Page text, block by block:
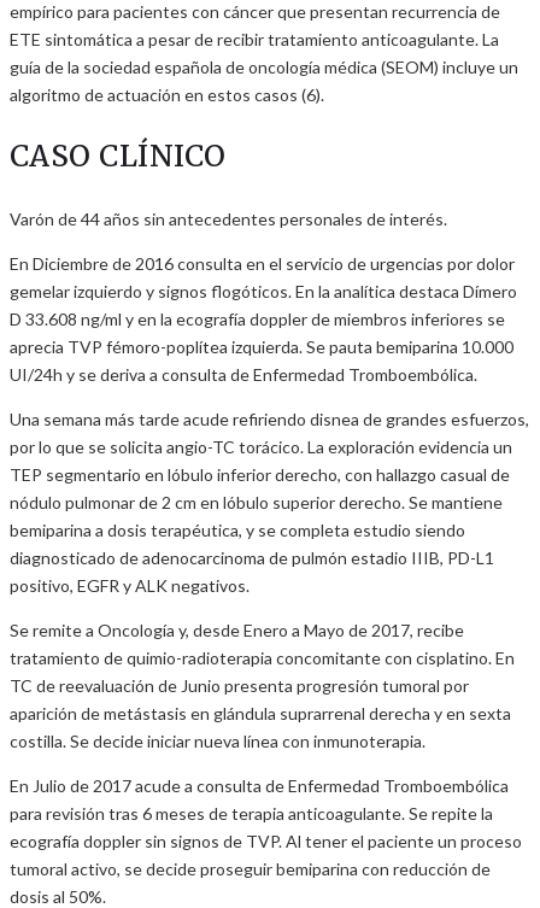
empírico para pacientes con cáncer que presentan recurrencia de
ETE sintomática a pesar de recibir tratamiento anticoagulante. La
guía de la sociedad española de oncología médica (SEOM) incluye un
algoritmo de actuación en estos casos (6).
CASO CLÍNICO
Varón de 44 años sin antecedentes personales de interés.
En Diciembre de 2016 consulta en el servicio de urgencias por dolor
gemelar izquierdo y signos flogóticos. En la analítica destaca Dímero
D 33.608 ng/ml y en la ecografía doppler de miembros inferiores se
aprecia TVP fémoro-poplítea izquierda. Se pauta bemiparina 10.000
UI/24h y se deriva a consulta de Enfermedad Tromboembólica.
Una semana más tarde acude refiriendo disnea de grandes esfuerzos,
por lo que se solicita angio-TC torácico. La exploración evidencia un
TEP segmentario en lóbulo inferior derecho, con hallazgo casual de
nódulo pulmonar de 2 cm en lóbulo superior derecho. Se mantiene
bemiparina a dosis terapéutica, y se completa estudio siendo
diagnosticado de adenocarcinoma de pulmón estadio IIIB, PD-L1
positivo, EGFR y ALK negativos.
Se remite a Oncología y, desde Enero a Mayo de 2017, recibe
tratamiento de quimio-radioterapia concomitante con cisplatino. En
TC de reevaluación de Junio presenta progresión tumoral por
aparición de metástasis en glándula suprarrenal derecha y en sexta
costilla. Se decide iniciar nueva línea con inmunoterapia.
En Julio de 2017 acude a consulta de Enfermedad Tromboembólica
para revisión tras 6 meses de terapia anticoagulante. Se repite la
ecografía doppler sin signos de TVP. Al tener el paciente un proceso
tumoral activo, se decide proseguir bemiparina con reducción de
dosis al 50%.